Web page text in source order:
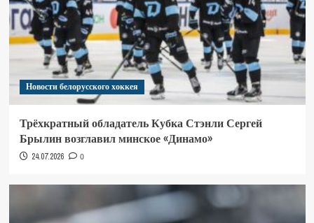
Новости белорусского хоккея
Трёхкратный обладатель Кубка Стэнли Сергей
Брылин возглавил минское «Динамо»
24.07.2026 0